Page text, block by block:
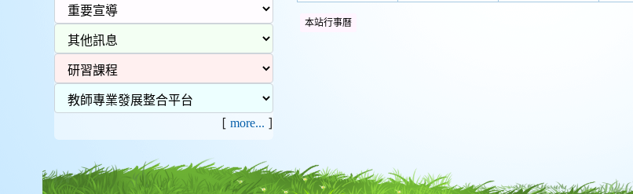
本站行事曆
[ more... ]